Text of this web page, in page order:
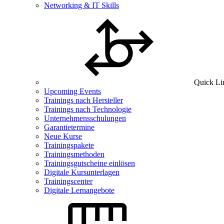
Networking & IT Skills
Quick
Upcoming Events
Trainings nach Hersteller
Trainings nach Technologie
Unternehmensschulungen
Garantietermine
Neue Kurse
Trainingspakete
Trainingsmethoden
Trainingsgutscheine einlösen
Digitale Kursunterlagen
Trainingscenter
Digitale Lernangebote